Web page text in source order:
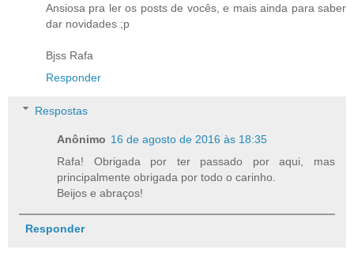
Ansiosa pra ler os posts de vocês, e mais ainda para saber
dar novidades ;p
Bjss Rafa
Responder
Respostas
Anônimo 16 de agosto de 2016 às 18:35
Rafa! Obrigada por ter passado por aqui, mas
principalmente obrigada por todo o carinho.
Beijos e abraços!
Responder